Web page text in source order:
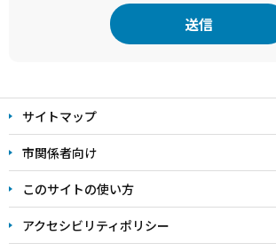
文
こ
こ
ま
で
サイトマップ
市関係者向け
このサイトの使い方
アクセシビリティポリシー